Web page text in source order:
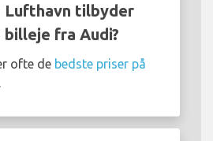
Lufthavn tilbyder
fra Audi?
ofte de bedste priser på